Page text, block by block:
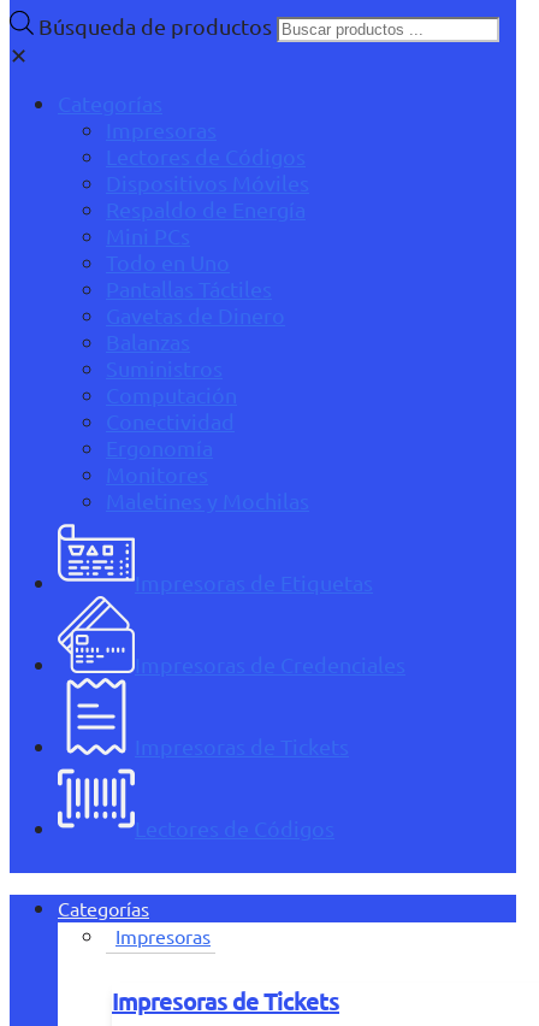
Búsqueda de productos
✕
Categorías
Impresoras
Lectores de Códigos
Dispositivos Móviles
Respaldo de Energía
Mini PCs
Todo en Uno
Pantallas Táctiles
Gavetas de Dinero
Balanzas
Suministros
Computación
Conectividad
Ergonomía
Monitores
Maletines y Mochilas
Impresoras de Etiquetas
Impresoras de Credenciales
Impresoras de Tickets
Lectores de Códigos
Categorías
Impresoras
Impresoras de Tickets